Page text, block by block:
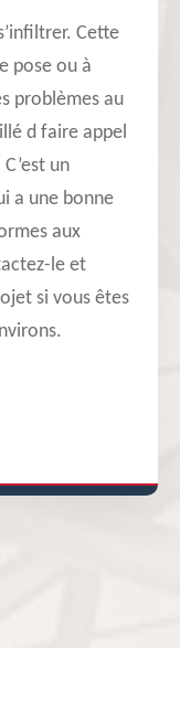
Cette
pose ou à
problèmes au
d faire appel
un
a une bonne
aux
le et
si vous êtes